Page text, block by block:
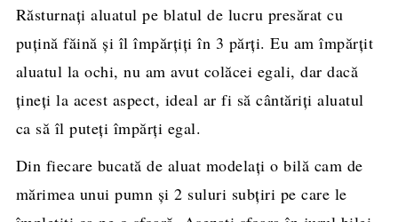
Răsturnați aluatul pe blatul de lucru presărat cu
puțină făină și îl împărțiți în 3 părți. Eu am împărțit
aluatul la ochi, nu am avut colăcei egali, dar dacă
țineți la acest aspect, ideal ar fi să cântăriți aluatul
ca să îl puteți împărți egal.
Din fiecare bucată de aluat modelați o bilă cam de
mărimea unui pumn și 2 suluri subțiri pe care le